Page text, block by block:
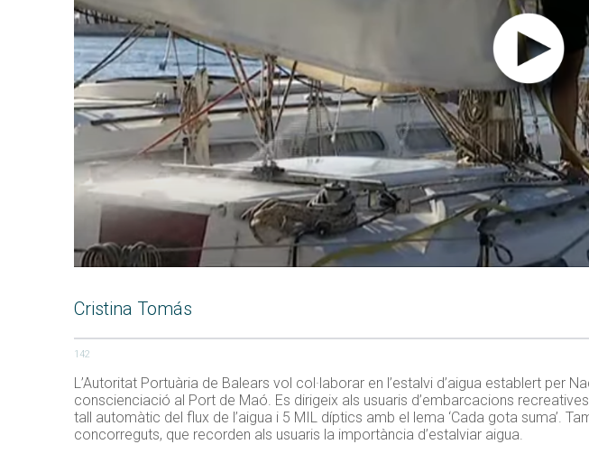
Cristina Tomás
142
L’Autoritat Portuària de Balears vol col·laborar en l’estalvi d’aigua establert per
conscienciació al Port de Maó. Es dirigeix als usuaris d’embarcacions
tall automàtic del flux de l’aigua i 5 MIL díptics amb el lema ‘Cada gota suma’.
concorreguts, que recorden als usuaris la importància d’estalviar aigua.